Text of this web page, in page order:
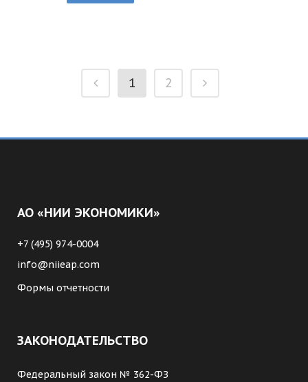
1 2
АО «НИИ ЭКОНОМИКИ»
+7 (495) 974-0004
info@niieap.com
Формы отчетности
ЗАКОНОДАТЕЛЬСТВО
Федеральный закон № 362-ФЗ